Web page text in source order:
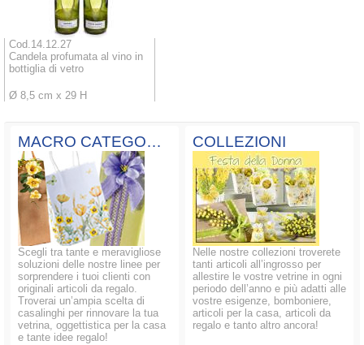
Cod.14.12.27
Candela profumata al vino in
bottiglia di vetro
Ø 8,5 cm x 29 H
MACRO CATEGORIE
Scegli tra tante e meravigliose
soluzioni delle nostre linee per
sorprendere i tuoi clienti con
originali articoli da regalo.
Troverai un’ampia scelta di
casalinghi per rinnovare la tua
vetrina, oggettistica per la casa
e tante idee regalo!
COLLEZIONI
Nelle nostre collezioni troverete
tanti articoli all’ingrosso per
allestire le vostre vetrine in ogni
periodo dell’anno e più adatti alle
vostre esigenze, bomboniere,
articoli per la casa, articoli da
regalo e tanto altro ancora!